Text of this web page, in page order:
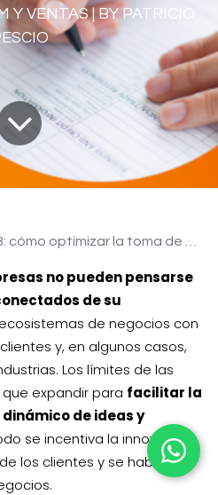
Y VENTAS | BY PATRICIO
optimizar la toma de pedidos
no pueden pensarse
de su
de negocios con
y, en algunos casos,
Los límites de las
expandir para facilitar la
de ideas y
se incentiva la innovación,
los clientes y se habilita el